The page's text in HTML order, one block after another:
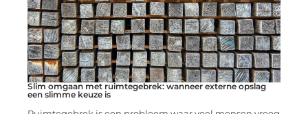
Slim omgaan met ruimtegebrek: wanneer externe opslag
een slimme keuze is